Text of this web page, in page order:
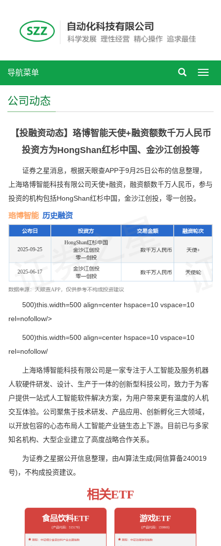
导航菜单
公司动态
【投融资动态】珞博智能天使+融资额数千万人民币
投资方为HongShan红杉中国、金沙江创投等
证券之星消息，根据天眼查APP于9月25日公布的信息整理，
上海珞博智能科技有限公司天使+融资，融资额数千万人民币，参与
投资的机构包括HongShan红杉中国，金沙江创投，零一创投。
500)this.width=500 align=center hspace=10 vspace=10
rel=nofollow/>
500)this.width=500 align=center hspace=10 vspace=10
rel=nofollow/
上海珞博智能科技有限公司是一家专注于人工智能及服务机器
人软硬件研发、设计、生产于一体的创新型科技公司，致力于为客
户提供一站式人工智能软件解决方案，为用户带来更有温度的人机
交互体验。公司聚焦于技术研发、产品应用、创新孵化三大领域，
以开放包容的心态布局人工智能产业链生态上下游。目前已与多家
知名机构、大型企业建立了高度战略合作关系。
为证券之星据公开信息整理，由AI算法生成(网信算备240019
号)，不构成投资建议。